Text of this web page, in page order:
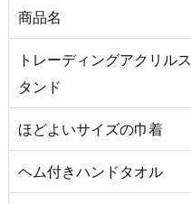
商品名
トレーディングアクリルス
タンド
ほどよいサイズの巾着
ヘム付きハンドタオル